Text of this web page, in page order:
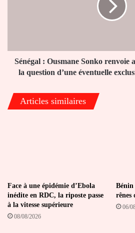
Pastef
question
éventuelle
exclusion
Sénégal : Ousmane Sonko renvoie
la question d’une éventuelle
Articles similaires
Face à une épidémie d’Ebola
inédite en RDC, la riposte passe
à la vitesse supérieure
08/08/2026
rênes
06/